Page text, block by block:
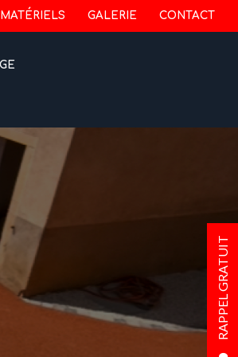
RAPPEL GRATUIT
MATÉRIELS GALERIE CONTACT